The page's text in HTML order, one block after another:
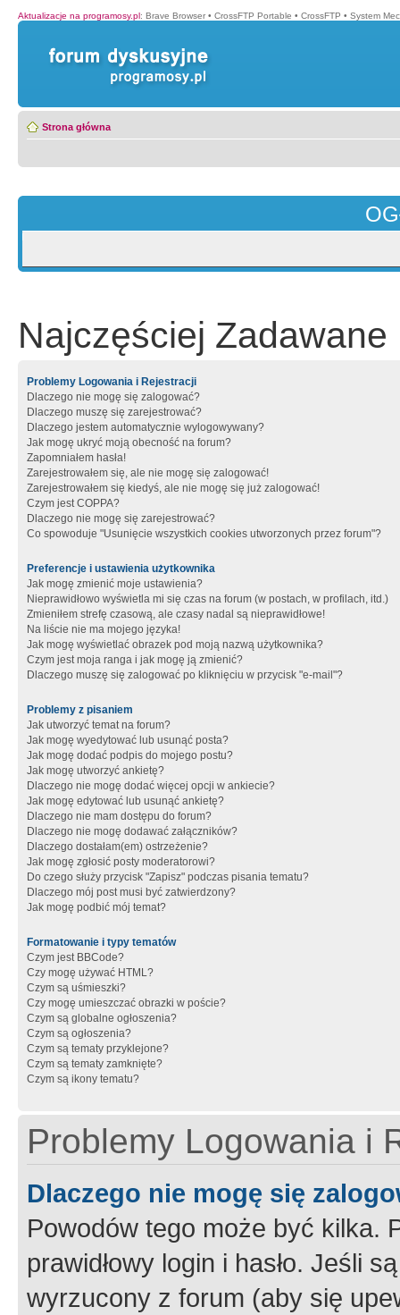
Aktualizacje na programosy.pl: Brave Browser • CrossFTP Portable • CrossFTP • System
Strona główna
Najczęściej Zadawane
Problemy Logowania i Rejestracji
Dlaczego nie mogę się zalogować?
Dlaczego muszę się zarejestrować?
Dlaczego jestem automatycznie wylogowywany?
Jak mogę ukryć moją obecność na forum?
Zapomniałem hasła!
Zarejestrowałem się, ale nie mogę się zalogować!
Zarejestrowałem się kiedyś, ale nie mogę się już zalogować!
Czym jest COPPA?
Dlaczego nie mogę się zarejestrować?
Co spowoduje "Usunięcie wszystkich cookies utworzonych przez forum"?
Preferencje i ustawienia użytkownika
Jak mogę zmienić moje ustawienia?
Nieprawidłowo wyświetla mi się czas na forum (w postach, w profilach, itd.)
Zmieniłem strefę czasową, ale czasy nadal są nieprawidłowe!
Na liście nie ma mojego języka!
Jak mogę wyświetlać obrazek pod moją nazwą użytkownika?
Czym jest moja ranga i jak mogę ją zmienić?
Dlaczego muszę się zalogować po kliknięciu w przycisk "e-mail"?
Problemy z pisaniem
Jak utworzyć temat na forum?
Jak mogę wyedytować lub usunąć posta?
Jak mogę dodać podpis do mojego postu?
Jak mogę utworzyć ankietę?
Dlaczego nie mogę dodać więcej opcji w ankiecie?
Jak mogę edytować lub usunąć ankietę?
Dlaczego nie mam dostępu do forum?
Dlaczego nie mogę dodawać załączników?
Dlaczego dostałam(em) ostrzeżenie?
Jak mogę zgłosić posty moderatorowi?
Do czego służy przycisk "Zapisz" podczas pisania tematu?
Dlaczego mój post musi być zatwierdzony?
Jak mogę podbić mój temat?
Formatowanie i typy tematów
Czym jest BBCode?
Czy mogę używać HTML?
Czym są uśmieszki?
Czy mogę umieszczać obrazki w poście?
Czym są globalne ogłoszenia?
Czym są ogłoszenia?
Czym są tematy przyklejone?
Czym są tematy zamknięte?
Czym są ikony tematu?
Problemy Logowania i
Dlaczego nie mogę się
Powodów tego może być kilka.
prawidłowy login i hasło. Jeśli
wyrzucony z forum (aby się